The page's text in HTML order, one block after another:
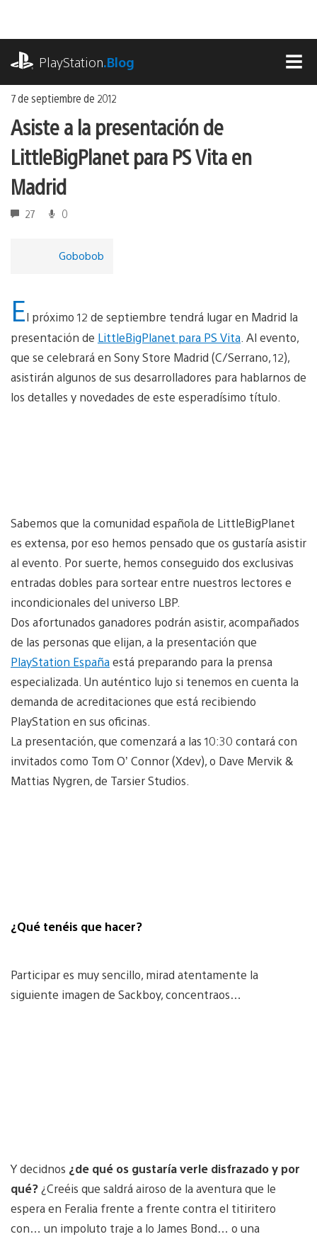
contenido
PlayStation.Blog
7 de septiembre de 2012
Asiste a la presentación de
LittleBigPlanet para PS Vita en
Madrid
27 0
Gobobob
El próximo 12 de septiembre tendrá lugar en Madrid la
presentación de LittleBigPlanet para PS Vita . Al evento,
que se celebrará en Sony Store Madrid (C/Serrano, 12),
asistirán algunos de sus desarrolladores para hablarnos de
los detalles y novedades de este esperadísimo título.
Sabemos que la comunidad española de LittleBigPlanet
es extensa, por eso hemos pensado que os gustaría asistir
al evento. Por suerte, hemos conseguido dos exclusivas
entradas dobles para sortear entre nuestros lectores e
incondicionales del universo LBP.
Dos afortunados ganadores podrán asistir, acompañados
de las personas que elijan, a la presentación que
PlayStation Españaestá preparando para la prensa
especializada. Un auténtico lujo si tenemos en cuenta la
demanda de acreditaciones que está recibiendo
PlayStation en sus oficinas.
La presentación, que comenzará a las 10:30 contará con
invitados como Tom O’ Connor (Xdev), o Dave Mervik &
Mattias Nygren, de Tarsier Studios.
¿Qué tenéis que hacer?
Participar es muy sencillo, mirad atentamente la
siguiente imagen de Sackboy, concentraos…
Y decidnos ¿de qué os gustaría verle disfrazado y por
qué? ¿Creéis que saldrá airoso de la aventura que le
espera en Feralia frente a frente contra el titiritero
con… un impoluto traje a lo James Bond… o una